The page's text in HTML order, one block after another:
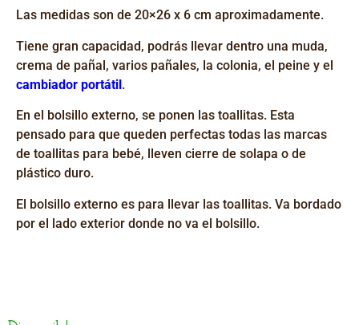
Las medidas son de 20×26 x 6 cm aproximadamente.
Tiene gran capacidad, podrás llevar dentro una muda,
crema de pañal, varios pañales, la colonia, el peine y el
cambiador portátil.
En el bolsillo externo, se ponen las toallitas. Esta
pensado para que queden perfectas todas las marcas
de toallitas para bebé, lleven cierre de solapa o de
plástico duro.
El bolsillo externo es para llevar las toallitas. Va bordado
por el lado exterior donde no va el bolsillo.